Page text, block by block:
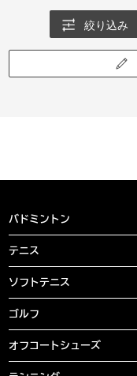
絞り込み
バドミントン
テニス
ソフトテニス
ゴルフ
オフコートシューズ